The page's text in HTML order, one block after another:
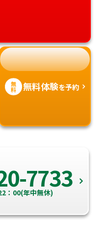
無
料 無料体験を予約
7733
：00(年中無休)